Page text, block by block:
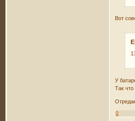
Вот
У
Так
0